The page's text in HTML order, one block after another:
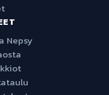
Nepsy